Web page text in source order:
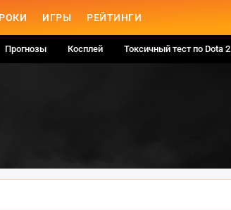
ИГРЫ РЕЙТИНГИ
Прогнозы Косплей Токсичный тест по Dota 2